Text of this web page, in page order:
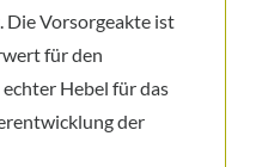
Vorsorgeakte ist
für den
Hebel für das
der